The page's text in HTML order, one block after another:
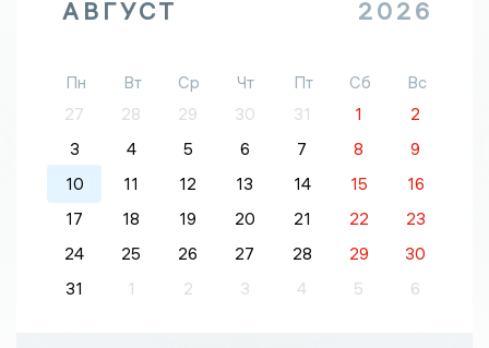
АВГУСТ 2026
Пн Вт Ср Чт Пт Сб
Вс
27
28 29 30 31 1
2
3
4 5 6 7 8
9
10
11 12 13 14 15
16
17
18 19 20 21 22
23
24
25 26 27 28 29
30
31
1 2 3 4 5 6